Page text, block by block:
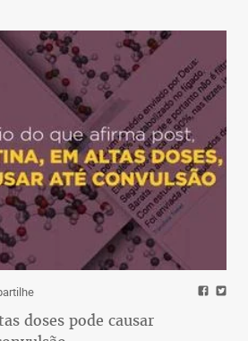
doses pode causar